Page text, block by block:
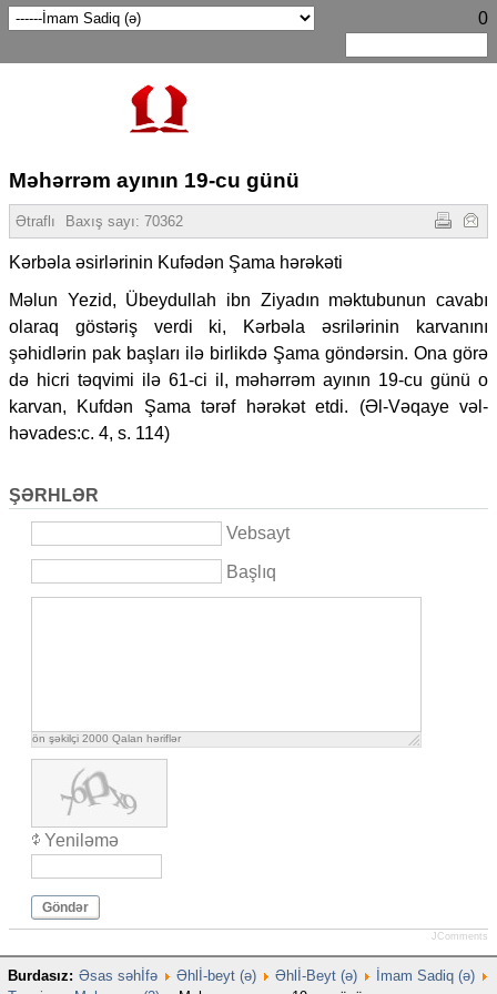
0
Məhərrəm ayının 19-cu günü
Ətraflı Baxış sayı: 70362
Kərbəla əsirlərinin Kufədən Şama hərəkəti
Məlun Yezid, Übeydullah ibn Ziyadın məktubunun cavabı
olaraq göstəriş verdi ki, Kərbəla əsrilərinin karvanını
şəhidlərin pak başları ilə birlikdə Şama göndərsin. Ona görə
də hicri təqvimi ilə 61-ci il, məhərrəm ayının 19-cu günü o
karvan, Kufdən Şama tərəf hərəkət etdi. (Əl-Vəqaye vəl-
həvades:c. 4, s. 114)
ŞƏRHLƏR
Vebsayt
Başlıq
ön şəkilçi 2000 Qalan həriflər
Yeniləmə
Göndər
JComments
Burdasız: Əsas səhİfə Əhlİ-beyt (ə) Əhlİ-Beyt (ə)
İmam Sadiq (ə)